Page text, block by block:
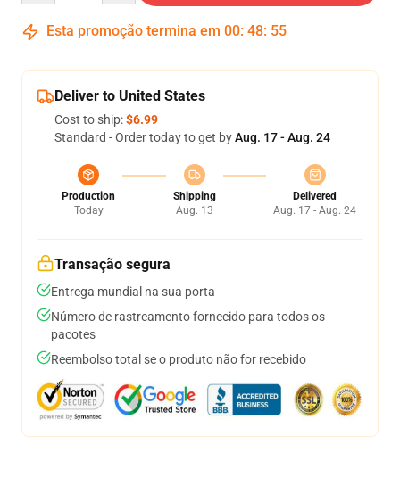
Esta promoção termina em 00: 48: 55
Deliver to United States
Cost to ship:$6.99
Standard - Order today to get byAug. 17 - Aug. 24
Production
Today
Shipping
Aug. 13
Delivered
Aug. 17 - Aug. 24
Transação segura
Entrega mundial na sua porta
Número de rastreamento fornecido para todos os
pacotes
Reembolso total se o produto não for recebido